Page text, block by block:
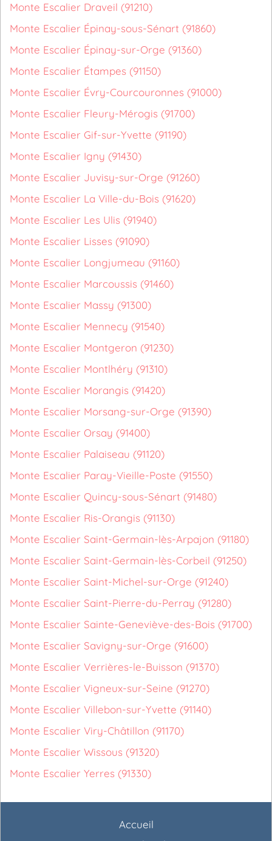
Monte Escalier Draveil (91210)
Monte Escalier Épinay-sous-Sénart (91860)
Monte Escalier Épinay-sur-Orge (91360)
Monte Escalier Étampes (91150)
Monte Escalier Évry-Courcouronnes (91000)
Monte Escalier Fleury-Mérogis (91700)
Monte Escalier Gif-sur-Yvette (91190)
Monte Escalier Igny (91430)
Monte Escalier Juvisy-sur-Orge (91260)
Monte Escalier La Ville-du-Bois (91620)
Monte Escalier Les Ulis (91940)
Monte Escalier Lisses (91090)
Monte Escalier Longjumeau (91160)
Monte Escalier Marcoussis (91460)
Monte Escalier Massy (91300)
Monte Escalier Mennecy (91540)
Monte Escalier Montgeron (91230)
Monte Escalier Montlhéry (91310)
Monte Escalier Morangis (91420)
Monte Escalier Morsang-sur-Orge (91390)
Monte Escalier Orsay (91400)
Monte Escalier Palaiseau (91120)
Monte Escalier Paray-Vieille-Poste (91550)
Monte Escalier Quincy-sous-Sénart (91480)
Monte Escalier Ris-Orangis (91130)
Monte Escalier Saint-Germain-lès-Arpajon (91180)
Monte Escalier Saint-Germain-lès-Corbeil (91250)
Monte Escalier Saint-Michel-sur-Orge (91240)
Monte Escalier Saint-Pierre-du-Perray (91280)
Monte Escalier Sainte-Geneviève-des-Bois (91700)
Monte Escalier Savigny-sur-Orge (91600)
Monte Escalier Verrières-le-Buisson (91370)
Monte Escalier Vigneux-sur-Seine (91270)
Monte Escalier Villebon-sur-Yvette (91140)
Monte Escalier Viry-Châtillon (91170)
Monte Escalier Wissous (91320)
Monte Escalier Yerres (91330)
Accueil